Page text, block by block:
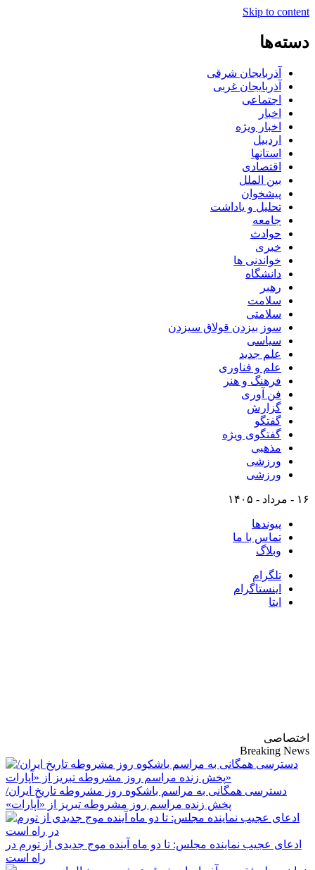
Skip to content
دسته‌ها
آذربایجان شرقی
آذربایجان غربی
اجتماعی
اخبار
اخبار ویژه
اردبیل
استانها
اقتصادی
بین الملل
پیشخوان
تحلیل و یاداشت
جامعه
حوادث
خبری
خواندنی ها
دانشگاه
رهبر
سلامت
سلامتی
سوز بیزدن قولاق سیزدن
سیاسی
علم جدید
علم و فناوری
فرهنگ و هنر
فن آوری
گزارش
گفتگو
گفتگوی ویژه
مذهبی
ورزشی
ورزشی
۱۶ - مرداد - ۱۴۰۵
پیوندها
تماس با ما
وبلاگ
تلگرام
اینستاگرام
ایتا
اختصاصی
Breaking News
دسترسی همگانی به مراسم باشکوه روز مشروطه تاریخ ایران/
پخش زنده مراسم روز مشروطه تبریز از «آپارات»
ادعای عجیب نماینده مجلس: تا دو ماه آینده موج جدیدی از تورم در
راه است